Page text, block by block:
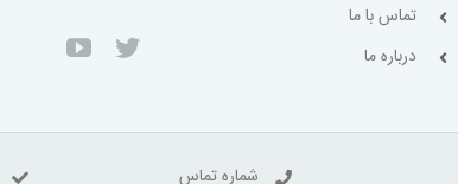
تماس با ما
درباره ما
شماره تماس